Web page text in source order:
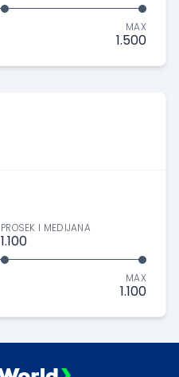
MAX
1.500
PROSEK I MEDIJANA
1.100
MAX
1.100